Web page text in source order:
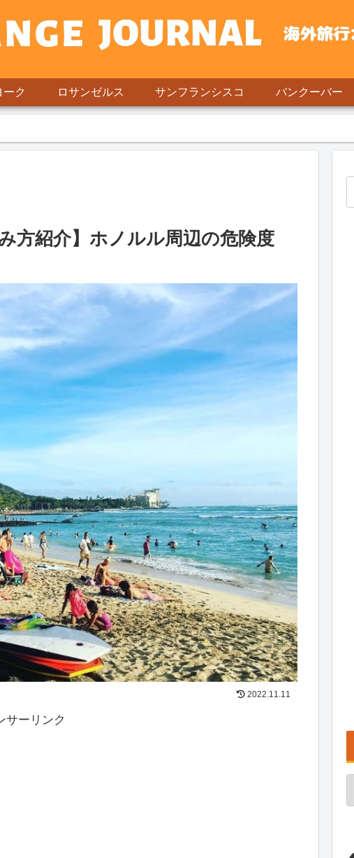
ク ロサンゼルス サンフランシスコ バンクーバー
方紹介】ホノルル周辺の危険度
2022.11.11
サーリンク